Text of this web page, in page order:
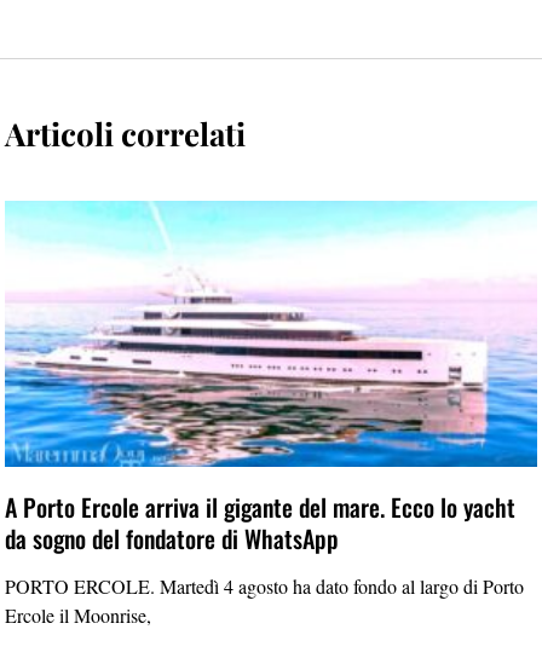
Articoli correlati
A Porto Ercole arriva il gigante del mare. Ecco lo yacht
da sogno del fondatore di WhatsApp
PORTO ERCOLE. Martedì 4 agosto ha dato fondo al largo di Porto
Ercole il Moonrise,